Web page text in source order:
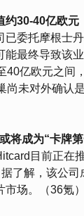
约30-40亿欧元
已委托摩根士
能最终导致该
40亿欧元之间
尚未对外确认
将成为“卡牌
目前正在
据了解，该公
场。（36氪）